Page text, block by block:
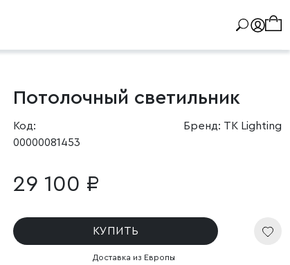
Потолочный светильник
Код:
00000081453
Бренд: TK Lighting
29 100 ₽
КУПИТЬ
Доставка из Европы